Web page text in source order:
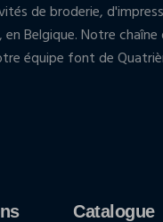
de broderie,
Belgique. Notre
équipe font de
Catalogue